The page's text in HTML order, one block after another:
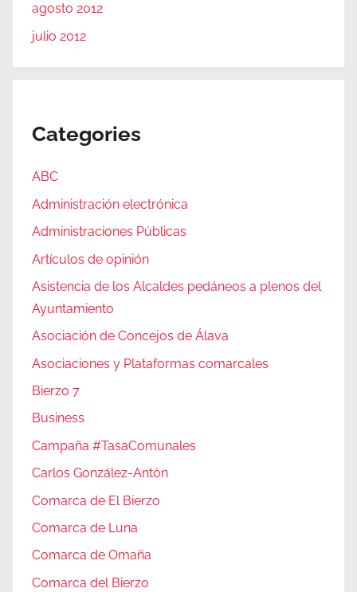
agosto 2012
julio 2012
Categories
ABC
Administración electrónica
Administraciones Públicas
Artículos de opinión
Asistencia de los Alcaldes pedáneos a plenos del
Ayuntamiento
Asociación de Concejos de Álava
Asociaciones y Plataformas comarcales
Bierzo 7
Business
Campaña #TasaComunales
Carlos González-Antón
Comarca de El Bierzo
Comarca de Luna
Comarca de Omaña
Comarca del Bierzo